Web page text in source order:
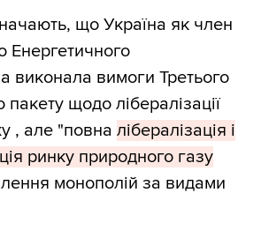
що Україна як член
Енергетичного
виконала вимоги Третього
пакету щодо лібералізації
, але "повна лібералізація і
ринку природного газу
монополій за видами